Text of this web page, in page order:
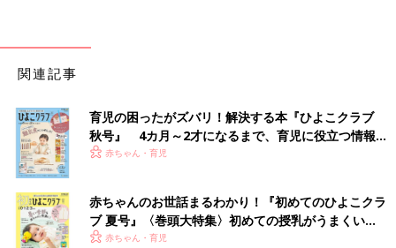
関連記事
育児の困ったがズバリ！解決する本『ひよこクラブ
秋号』 4カ月～2才になるまで、育児に役立つ情報が
いっぱい！
赤ちゃん・育児
赤ちゃんのお世話まるわかり！『初めてのひよこクラ
ブ 夏号』〈巻頭大特集〉初めての授乳がうまくい
く！ おっぱい・ミルクの基本と夏のトラブル 解決テ
赤ちゃん・育児